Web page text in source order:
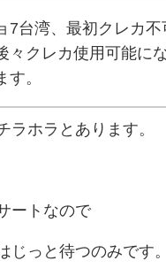
7台湾、最初クレカ不
々クレカ使用可能に
す。
ラホラとあります。
ートなので
じっと待つのみです。